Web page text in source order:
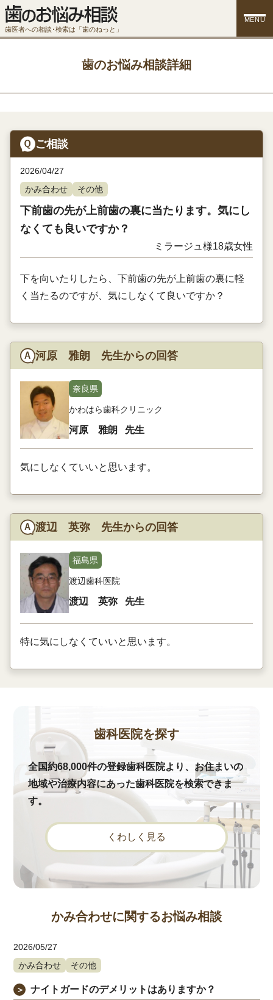
歯医者への相談･検索は「歯のねっと」
MENU
歯のお悩み相談詳細
ご相談
2026/04/27
かみ合わせ
その他
下前歯の先が上前歯の裏に当たります。気にし
なくても良いですか？
ミラージュ様18歳女性
下を向いたりしたら、下前歯の先が上前歯の裏に軽
く当たるのですが、気にしなくて良いですか？
河原 雅朗 先生からの回答
奈良県
かわはら歯科クリニック
河原 雅朗 先生
気にしなくていいと思います。
渡辺 英弥 先生からの回答
福島県
渡辺歯科医院
渡辺 英弥 先生
特に気にしなくていいと思います。
歯科医院を探す
全国約68,000件の登録歯科医院より、お住まいの
地域や治療内容にあった歯科医院を検索できま
す。
くわしく見る
かみ合わせに関するお悩み相談
2026/05/27
かみ合わせ
その他
＞ ナイトガードのデメリットはありますか？